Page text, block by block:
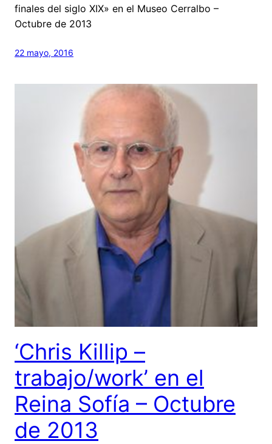
finales del siglo XIX» en el Museo Cerralbo –
Octubre de 2013
22 mayo, 2016
‘Chris Killip –
trabajo/work’ en el
Reina Sofía – Octubre
de 2013